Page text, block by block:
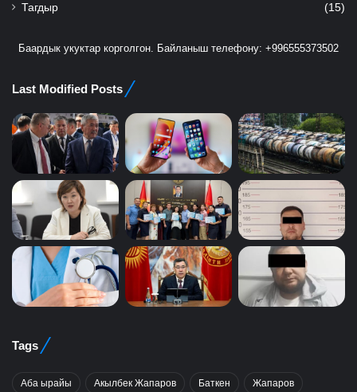
Тагдыр (15)
Баардык укуктар корголгон. Байланыш телефону: +996555373502
Last Modified Posts
Tags
Аба ырайы Акылбек Жапаров Баткен Жапаров